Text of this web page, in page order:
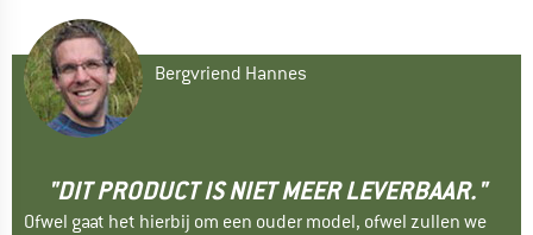
Bergvriend Hannes
"DIT PRODUCT IS NIET MEER LEVERBAAR."
Ofwel gaat het hierbij om een ouder model, ofwel zullen we